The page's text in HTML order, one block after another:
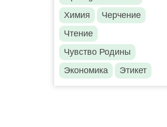
Химия
Черчение
Чтение
Чувство Родины
Экономика
Этикет